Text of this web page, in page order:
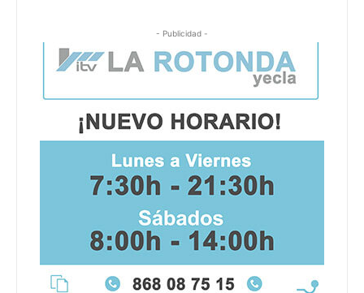
- Publicidad -